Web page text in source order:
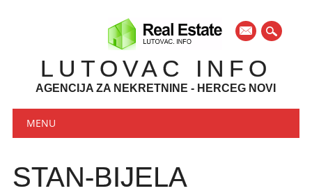
mail
LUTOVAC INFO
AGENCIJA ZA NEKRETNINE - HERCEG NOVI
Main menu
MENU
STAN-BIJELA